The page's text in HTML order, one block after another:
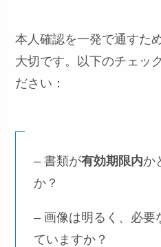
本人確認を一発で通すた
大切です。以下のチェッ
ださい：
– 書類が有効期限内か
か？
– 画像は明るく、必要
ていますか？